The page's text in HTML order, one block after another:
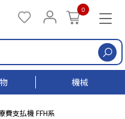
0
機械
費支払機 FFH系